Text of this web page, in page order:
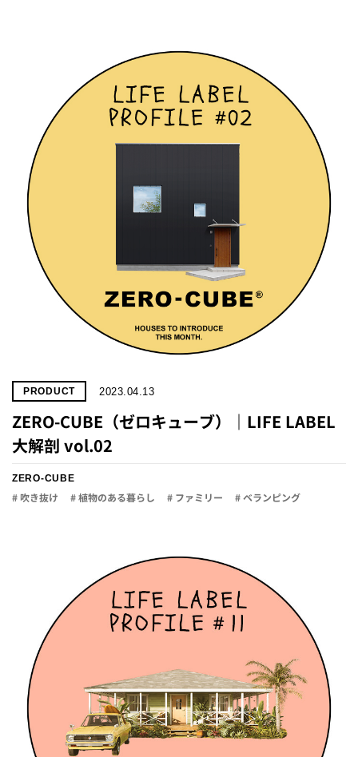
PRODUCT 2023.04.13
ZERO-CUBE（ゼロキューブ）｜LIFE LABEL
大解剖 vol.02
ZERO-CUBE
# 吹き抜け # 植物のある暮らし # ファミリー # ベランピング